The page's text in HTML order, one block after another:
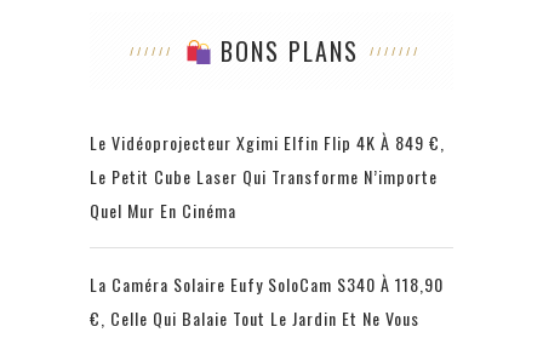
BONS PLANS
Le Vidéoprojecteur Xgimi Elfin Flip 4K À 849 €,
Le Petit Cube Laser Qui Transforme N’importe
Quel Mur En Cinéma
La Caméra Solaire Eufy SoloCam S340 À 118,90
€, Celle Qui Balaie Tout Le Jardin Et Ne Vous